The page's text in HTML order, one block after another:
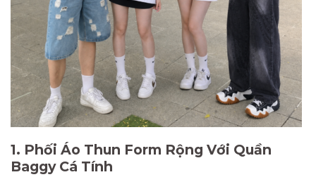
1. Phối Áo Thun Form Rộng Với Quần
Baggy Cá Tính